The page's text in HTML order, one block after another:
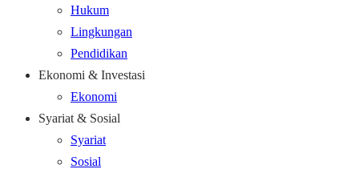
Hukum
Lingkungan
Pendidikan
Ekonomi & Investasi
Ekonomi
Syariat & Sosial
Syariat
Sosial